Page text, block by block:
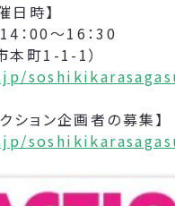
日時】
：00～16：30
本町1-1-1）
ション企画者の募集】